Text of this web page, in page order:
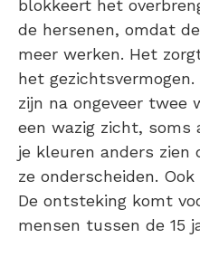
blokkeert het
de hersenen, omdat
meer werken. Het
het
zijn na ongeveer twee
een wazig zicht, soms
je kleuren anders zien
ze onderscheiden.
De ontsteking komt
mensen tussen de 15